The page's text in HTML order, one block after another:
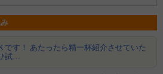
です！ あたったら精一杯紹介させていた
試…